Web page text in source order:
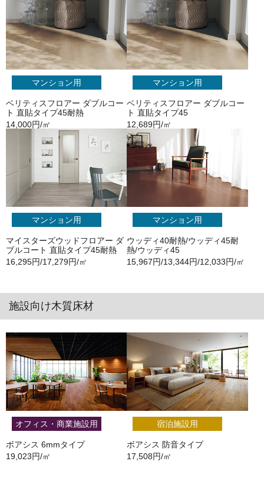
マンション用
ベリティスフロアー ダブルコー
ト 直貼タイプ45耐熱
14,000円/㎡
マンション用
ベリティスフロアー ダブルコー
ト 直貼タイプ45
12,689円/㎡
マンション用
マイスターズウッドフロアー ダ
ブルコート 直貼タイプ45耐熱
16,295円/17,279円/㎡
マンション用
ウッディ40耐熱/ウッディ45耐
熱/ウッディ45
15,967円/13,344円/12,033円/㎡
施設向け木質床材
オフィス・商業施設用
ボアシス 6mmタイプ
19,023円/㎡
宿泊施設用
ボアシス 防音タイプ
17,508円/㎡